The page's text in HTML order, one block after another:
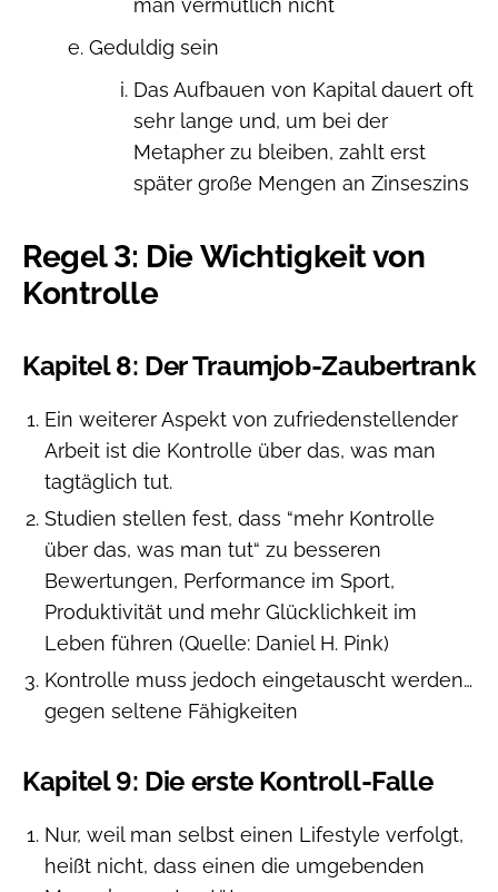
Geduldig sein
Das Aufbauen von Kapital dauert oft
sehr lange und, um bei der
Metapher zu bleiben, zahlt erst
später große Mengen an Zinseszins
Regel 3: Die Wichtigkeit von
Kontrolle
Kapitel 8: Der Traumjob-Zaubertrank
Ein weiterer Aspekt von zufriedenstellender
Arbeit ist die Kontrolle über das, was man
tagtäglich tut.
Studien stellen fest, dass “mehr Kontrolle
über das, was man tut“ zu besseren
Bewertungen, Performance im Sport,
Produktivität und mehr Glücklichkeit im
Leben führen (Quelle: Daniel H. Pink)
Kontrolle muss jedoch eingetauscht werden…
gegen seltene Fähigkeiten
Kapitel 9: Die erste Kontroll-Falle
Nur, weil man selbst einen Lifestyle verfolgt,
heißt nicht, dass einen die umgebenden